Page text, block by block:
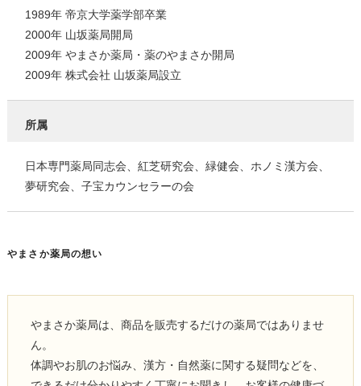
1989年 帝京大学薬学部卒業
2000年 山坂薬局開局
2009年 やまさか薬局・薬のやまさか開局
2009年 株式会社 山坂薬局設立
所属
日本専門薬局同志会、紅芝研究会、緑健会、ホノミ漢方会、
夢研究会、子宝カウンセラーの会
やまさか薬局の想い
やまさか薬局は、商品を販売するだけの薬局ではありませ
ん。
体調やお肌のお悩み、漢方・自然薬に関する疑問などを、